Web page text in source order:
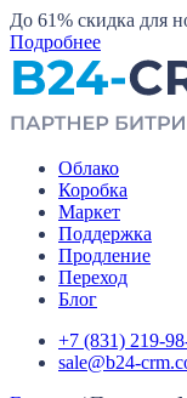
До 61% скидка для
Подробнее
Облако
Коробка
Маркет
Поддержка
Продление
Переход
Блог
+7 (831) 219-
sale@b24-